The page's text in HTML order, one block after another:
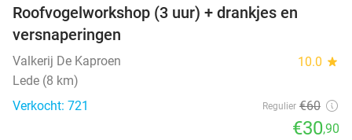
Roofvogelworkshop (3 uur) + drankjes en
versnaperingen
Valkerij De Kaproen 10.0 star
Lede (8 km)
Verkocht: 721
Regulier €60
€30,90